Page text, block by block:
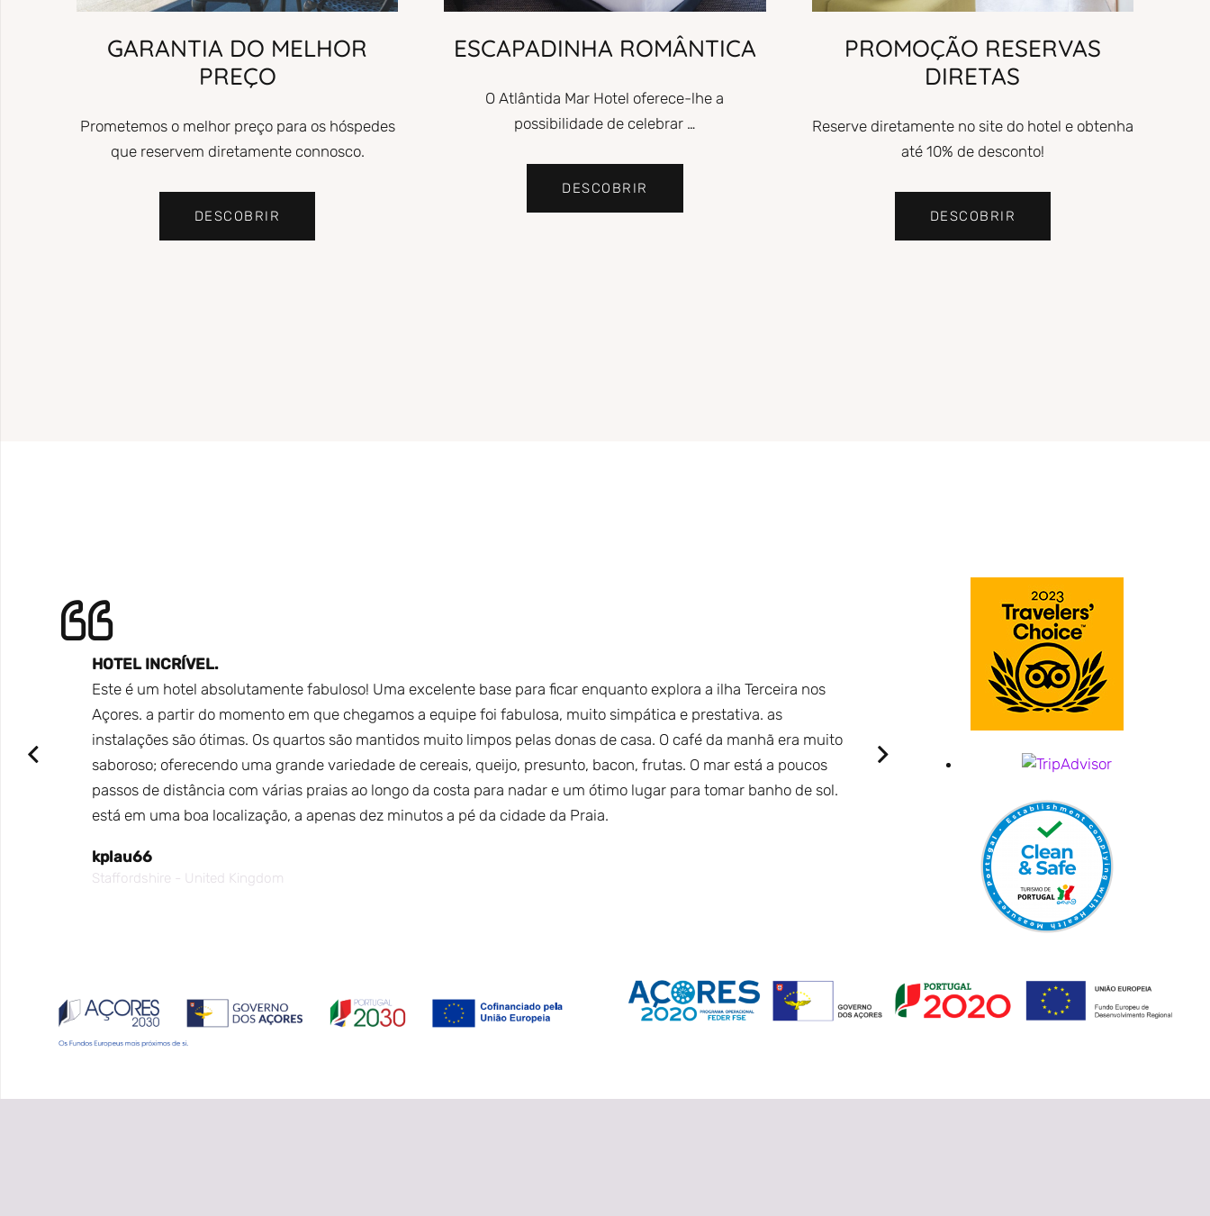
GARANTIA DO MELHOR
PREÇO
Prometemos o melhor preço para os hóspedes
que reservem diretamente connosco.
DESCOBRIR
ESCAPADINHA ROMÂNTICA
O Atlântida Mar Hotel oferece-lhe a
possibilidade de celebrar …
DESCOBRIR
PROMOÇÃO RESERVAS
DIRETAS
Reserve diretamente no site do hotel e obtenha
até 10% de desconto!
DESCOBRIR
HOTEL INCRÍVEL.
Este é um hotel absolutamente fabuloso! Uma excelente base para ficar enquanto explora a ilha Terceira nos
Açores. a partir do momento em que chegamos a equipe foi fabulosa, muito simpática e prestativa. as
instalações são ótimas. Os quartos são mantidos muito limpos pelas donas de casa. O café da manhã era muito
saboroso; oferecendo uma grande variedade de cereais, queijo, presunto, bacon, frutas. O mar está a poucos
passos de distância com várias praias ao longo da costa para nadar e um ótimo lugar para tomar banho de sol.
está em uma boa localização, a apenas dez minutos a pé da cidade da Praia.
kplau66
Staffordshire - United Kingdom
Uma surpresa maravilhosa. Adorável
favorito nos Açores.
contemporâneos e adoráveis. A localização é
Boston - Massachusetts